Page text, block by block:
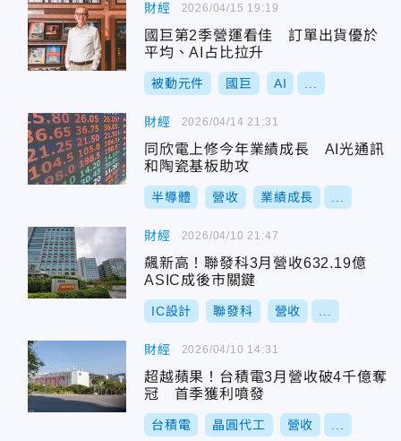
財經
國巨第2季營運看佳 訂單出貨優於
平均、AI占比拉升
被動元件 國巨 AI
2026/04/15 19:19
財經
同欣電上修今年業績成長 AI光通訊
和陶瓷基板助攻
半導體 營收 業績成長
2026/04/14 21:31
財經
飆新高！聯發科3月營收632.19億
ASIC成後市關鍵
IC設計 聯發科 營收
2026/04/10 21:47
財經
超越蘋果！台積電3月營收破4千億奪
冠 首季獲利噴發
台積電 晶圓代工 營收
2026/04/10 14:31